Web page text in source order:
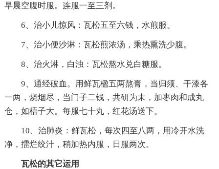
早晨空腹时服。连服一至三剂。
6、治小儿惊风：瓦松五至六钱，水煎服。
7、治小便沙淋：瓦松煎浓汤，乘热熏洗少腹。
8、治火淋，白浊：瓦松熬水兑白糖服。
9、通经破血。用鲜瓦楹五两熬膏，当归须、干漆各
一两，烧烟尽，当门子二钱，共研为末，加枣肉和成丸
仓，如梧子大。每服七十丸，红花汤送下。
10、治肺炎：鲜瓦松，每次四至八两，用冷开水洗
净，擂烂绞汁，稍加热内服，日服两次。
瓦松的其它运用